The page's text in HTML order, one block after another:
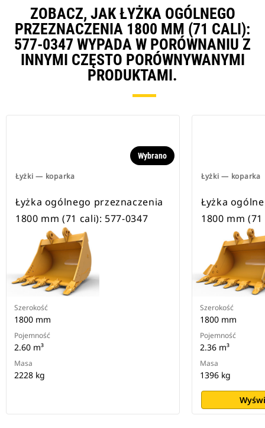
ZOBACZ, JAK ŁYŻKA OGÓLNEGO
PRZEZNACZENIA 1800 MM (71 CALI):
577-0347 WYPADA W PORÓWNANIU Z
INNYMI CZĘSTO PORÓWNYWANYMI
PRODUKTAMI.
Łyżki — koparka
Wybrano
Łyżka ogólnego przeznaczenia
1800 mm (71 cali): 577-0347
Szerokość
1800 mm
Pojemność
2.60 m³
Masa
2228 kg
Łyżki — koparka
Łyżka
1800 mm
Szerokość
1800 mm
Pojemność
2.36 m³
Masa
1396 kg